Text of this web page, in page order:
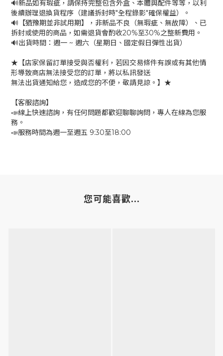
🔊新品如有瑕疵，請保持完整包含外盒、本體與配件等等，以利
後續辦理退換貨程序（建議拆封時"全程錄影"確保權益）。
🔊【猶豫期並非試用期】，非新品不良（無瑕疵、無故障）、已
拆封或使用的商品，如需退貨會酌收20%至30%之整新費用。
🔊出貨時間：週一 ~ 週六（星期日、國定假日彈性出貨）
★【店家保留訂單接受與否權利，若因交易條件有誤或有其他情
形導致商店無法接受您的訂單，將以私訊發送
無法出貨通知給您，造成您的不便，敬請見諒。】★
【客服諮詢】
📣線上快速諮詢，有任何問題都歡迎聊聊詢問，專人在線為您服
務。
📣服務時間為週一至週五 9:30至18:00
您可能喜歡...